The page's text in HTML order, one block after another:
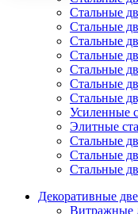
Стальные
Стальные
Стальные
Стальные
Стальные
Стальные
Стальные
Усиленные
Элитные
Стальные
Стальные
Стальные
Декоративные
Витражные
Яндекс.Метрика), в
обработки
Если вы не хотите,
настройте